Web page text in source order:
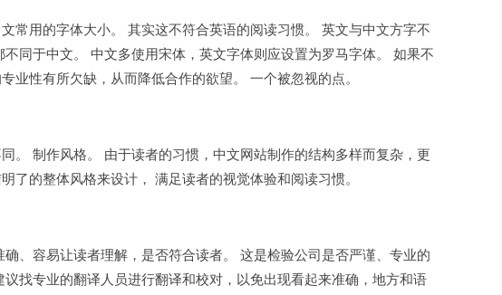
常用的字体大小。 其实这不符合英语的阅读习惯。 英文与中文方字不
同于中文。 中文多使用宋体，英文字体则应设置为罗马字体。 如果不
业性有所欠缺，从而降低合作的欲望。 一个被忽视的点。
。 制作风格。 由于读者的习惯，中文网站制作的结构多样而复杂，更
了的整体风格来设计， 满足读者的视觉体验和阅读习惯。
、容易让读者理解，是否符合读者。 这是检验公司是否严谨、专业的
找专业的翻译人员进行翻译和校对，以免出现看起来准确，地方和语